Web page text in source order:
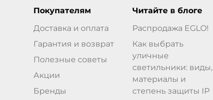
Покупателям
Доставка и оплата
Гарантия и возврат
Полезные советы
Акции
Бренды
Читайте в блоге
Распродажа EGLO!
Как выбрать
уличные
светильники: виды,
материалы и
степень защиты IP